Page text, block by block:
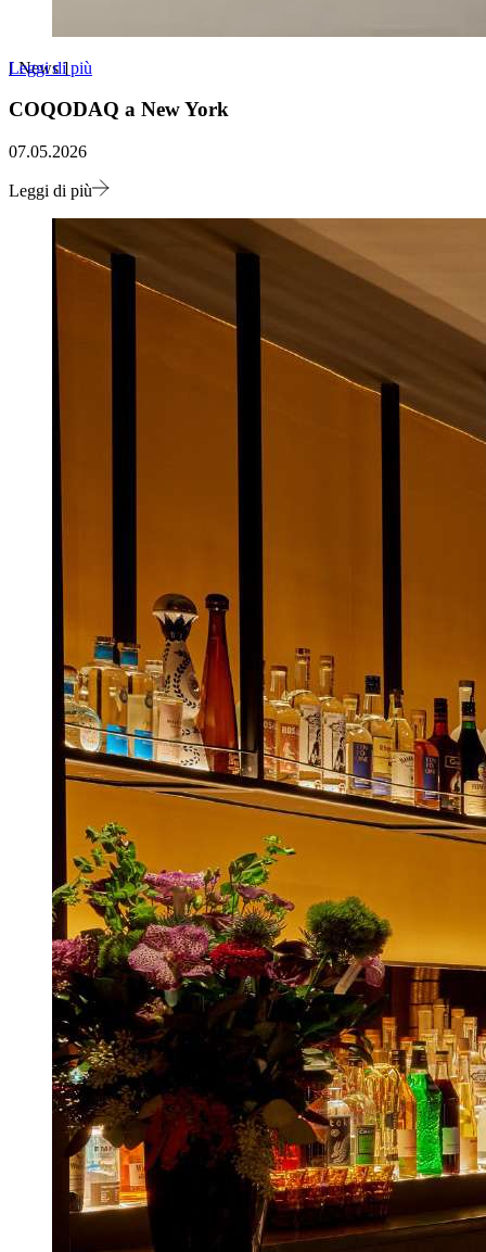
Leggi di più
[News]
COQODAQ a New York
07.05.2026
Leggi di più